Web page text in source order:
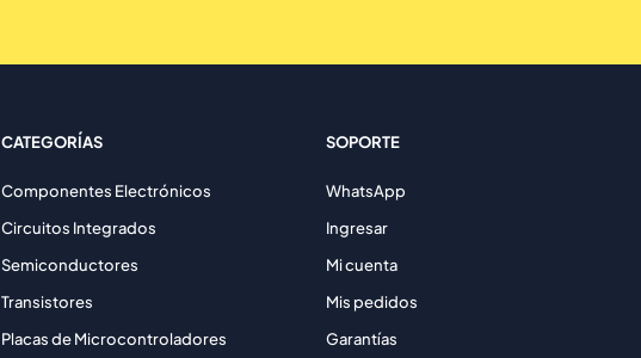
CATEGORÍAS
Componentes Electrónicos
Circuitos Integrados
Semiconductores
Transistores
Placas de Microcontroladores
SOPORTE
WhatsApp
Ingresar
Mi cuenta
Mis pedidos
Garantías